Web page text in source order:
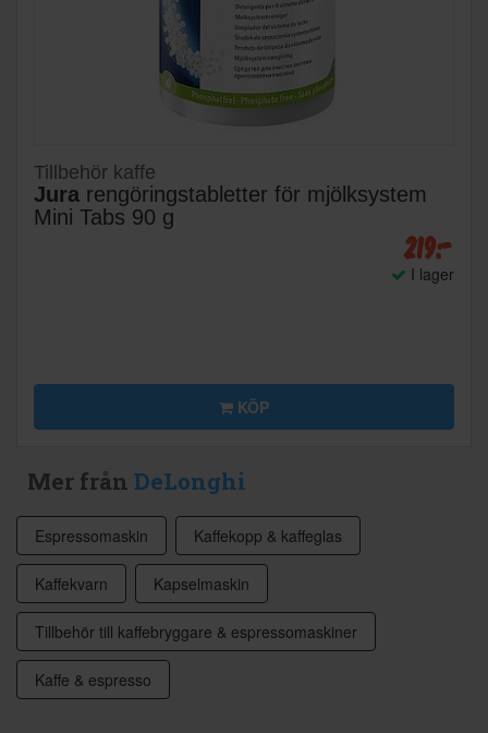
Tillbehör kaffe
Jura rengöringstabletter för mjölksystem
Mini Tabs 90 g
219:-
I lager
KÖP
Mer från DeLonghi
Espressomaskin Kaffekopp & kaffeglas
Kaffekvarn Kapselmaskin
Tillbehör till kaffebryggare & espressomaskiner
Kaffe & espresso